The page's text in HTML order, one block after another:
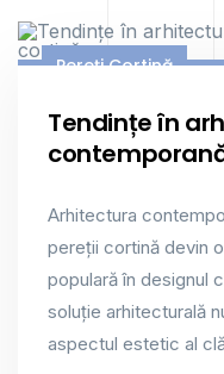
Pereți Cortină
Tendințe în
Arhitectura
pereții cortină devin
populară în designul
soluție arhitecturală
aspectul estetic al